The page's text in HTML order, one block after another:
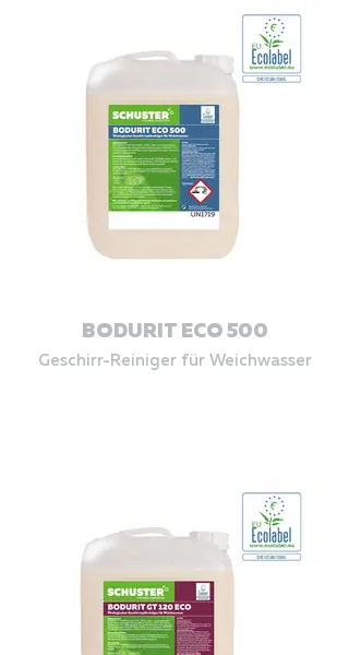
BODURIT ECO 500
Geschirr-Reiniger für Weichwasser